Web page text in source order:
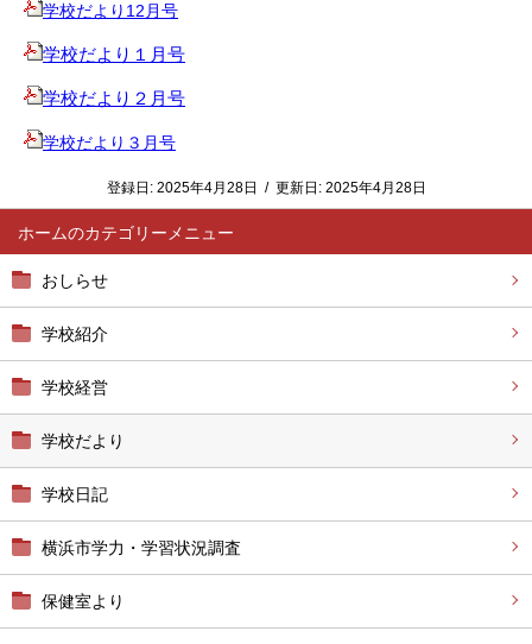
ホーム
おしらせ
学校紹介
学校経営
学校だより
学校日記
横浜市学力・学習状況調査
保健室より
学校だより12月号
学校だより１月号
学校だより２月号
学校だより３月号
登録日: 2025年4月28日 / 更新日: 2025年4月28日